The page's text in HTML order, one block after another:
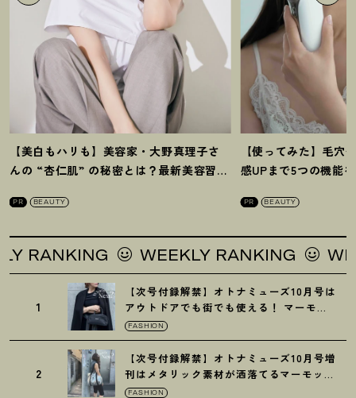
【美白もハリも】美容家・大野真理子さ
んの “杏仁肌” の秘密とは ？ 最新美容習慣
PR BEAUTY
【使ってみた】毛穴
感UPまで5つの機能
PR BEAUTY
WEEKLY RANKING
1
【次号付録解禁】オトナミューズ10月号は
アウトドアでも街でも使える ！ マーモッ
トの黒ショルダー
FASHION
2
【次号付録解禁】オトナミューズ10月号増
刊はメタリック素材が洒落てるマーモット
の保冷バッグ
FASHION